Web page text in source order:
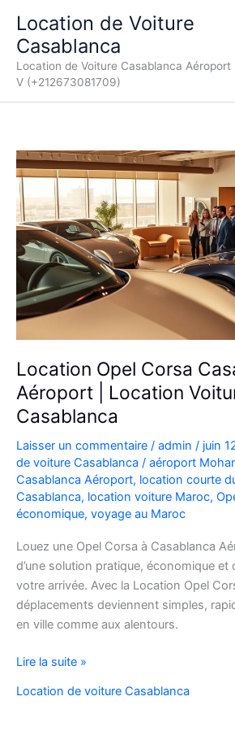
contenu
Location de Voiture
Casablanca
Location de Voiture Casablanca Aéroport
V (+212673081709)
Location Opel Corsa
Aéroport | Location
Casablanca
Laisser un commentaire / admin / juin
de voiture Casablanca / aéroport
Casablanca Aéroport, location courte
Casablanca, location voiture Maroc,
économique, voyage au Maroc
Louez une Opel Corsa à Casablanca
d’une solution pratique, économique et
votre arrivée. Avec la Location Opel
déplacements deviennent simples,
en ville comme aux alentours.
Location
Corsa
Lire la suite »
Location de voiture Casablanca